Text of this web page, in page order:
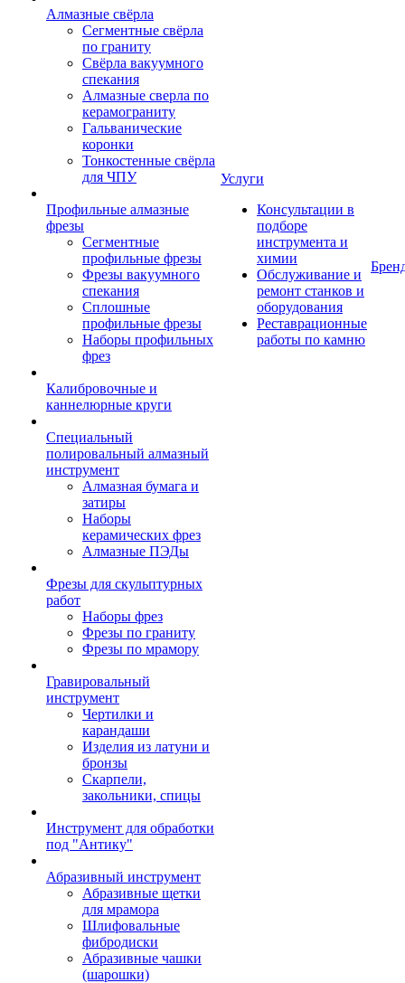
Алмазные свёрла
Сегментные свёрла
по граниту
Свёрла вакуумного
спекания
Алмазные сверла по
керамограниту
Гальванические
коронки
Тонкостенные свёрла
для ЧПУ
Профильные алмазные
фрезы
Сегментные
профильные фрезы
Фрезы вакуумного
спекания
Сплошные
профильные фрезы
Наборы профильных
фрез
Калибровочные и
каннелюрные круги
Специальный
полировальный алмазный
инструмент
Алмазная бумага и
затиры
Наборы
керамических фрез
Алмазные ПЭДы
Фрезы для скульптурных
работ
Наборы фрез
Фрезы по граниту
Фрезы по мрамору
Гравировальный
инструмент
Чертилки и
карандаши
Изделия из латуни и
бронзы
Скарпели,
закольники, спицы
Инструмент для обработки
под "Антику"
Абразивный инструмент
Абразивные щетки
для мрамора
Шлифовальные
фибродиски
Абразивные чашки
(шарошки)
Услуги
Консультации в
подборе
инструмента и
химии
Обслуживание и
ремонт станков и
оборудования
Реставрационные
работы по камню